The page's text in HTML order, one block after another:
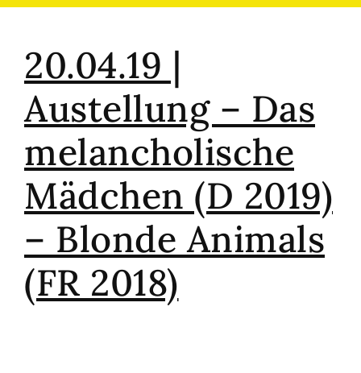
20.04.19 |
Austellung – Das
melancholische
Mädchen (D 2019)
– Blonde Animals
(FR 2018)